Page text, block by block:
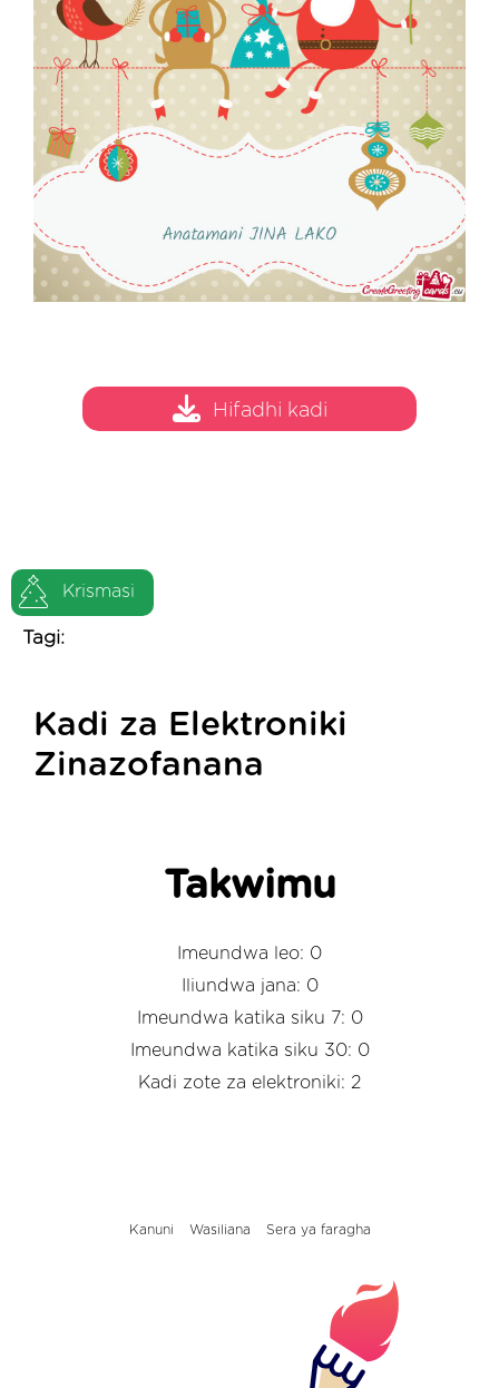
Krismasi
Tagi:
Hifadhi kadi
Kadi za Elektroniki
Zinazofanana
Takwimu
Imeundwa leo: 0
Iliundwa jana: 0
Imeundwa katika siku 7: 0
Imeundwa katika siku 30: 0
Kadi zote za elektroniki: 2
Kanuni Wasiliana Sera ya faragha